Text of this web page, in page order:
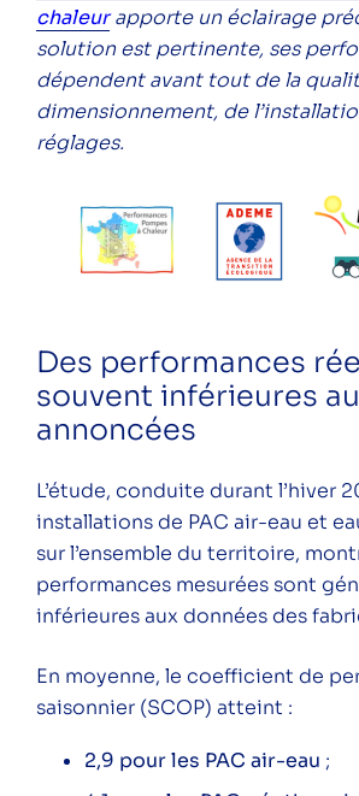
InstagramLinkedIn
Une question ? Vous
d'informations sur l'ALEC
N'hésitez pas à nous
chaleurapporte un éclairage
solution est pertinente, ses
dépendent avant tout de la
dimensionnement, de
réglages.
Des performances
souvent inférieures
annoncées
L’étude, conduite durant l’hiver
installations de PAC air-eau et
sur l’ensemble du territoire,
performances mesurées sont
inférieures aux données des
En moyenne, le coefficient de
saisonnier (SCOP) atteint :
2,9 pour les PAC air-eau ;